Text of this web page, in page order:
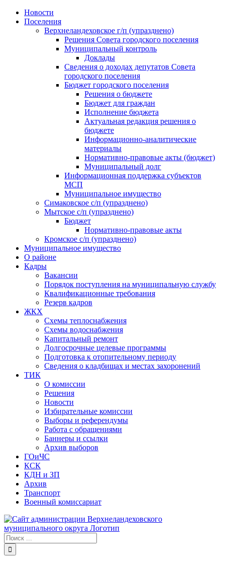
Skip
Новости
Поселения
Верхнеландеховское г/п (упразднено)
Решения Совета городского поселения
Муниципальный контроль
Доклады
Сведения о доходах депутатов Совета
городского поселения
Бюджет городского поселения
Решения о бюджете
Бюджет для граждан
Исполнение бюджета
Актуальная редакция решения о
бюджете
Информационно-аналитические
материалы
Нормативно-правовые акты (бюджет)
Муниципальный долг
Информационная поддержка субъектов
МСП
Муниципальное имущество
Симаковское с/п (упразднено)
Мытское с/п (упразднено)
Бюджет
Нормативно-правовые акты
Кромское с/п (упразднено)
Муниципальное имущество
О районе
Кадры
Вакансии
Порядок поступления на муниципальную службу
Квалификационные требования
Резерв кадров
ЖКХ
Схемы теплоснабжения
Схемы водоснабжения
Капитальный ремонт
Долгосрочные целевые программы
Подготовка к отопительному периоду
Сведения о кладбищах и местах захоронений
ТИК
О комиссии
Решения
Новости
Избирательные комиссии
Выборы и референдумы
Работа с обращениями
Баннеры и ссылки
Архив выборов
ГОиЧС
КСК
КДН и ЗП
Архив
Транспорт
Военный комиссариат
Результат
поиска: